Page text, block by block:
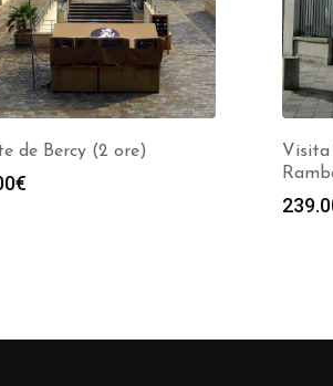
de Bercy (2 ore)
€
Visita